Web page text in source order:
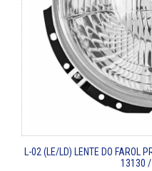
L-02 (LE/LD) LENTE DO FAROL
13130 /